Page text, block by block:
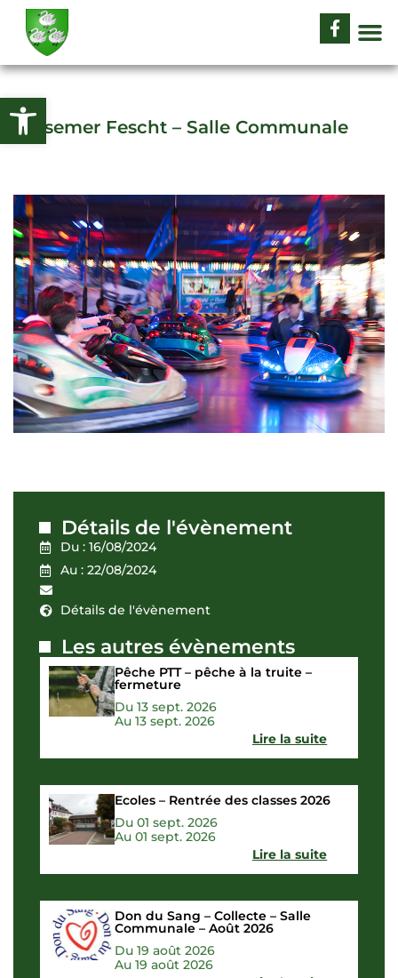
Ouvrir la barre d’outils
Sässemer Fescht – Salle Communale
Détails de l'évènement
Du : 16/08/2024
Au : 22/08/2024
Détails de l'évènement
Les autres évènements
Pêche PTT – pêche à la truite –
fermeture
Du 13 sept. 2026
Au 13 sept. 2026
Lire la suite
Ecoles – Rentrée des classes 2026
Du 01 sept. 2026
Au 01 sept. 2026
Lire la suite
Don du Sang – Collecte – Salle
Communale – Août 2026
Du 19 août 2026
Au 19 août 2026